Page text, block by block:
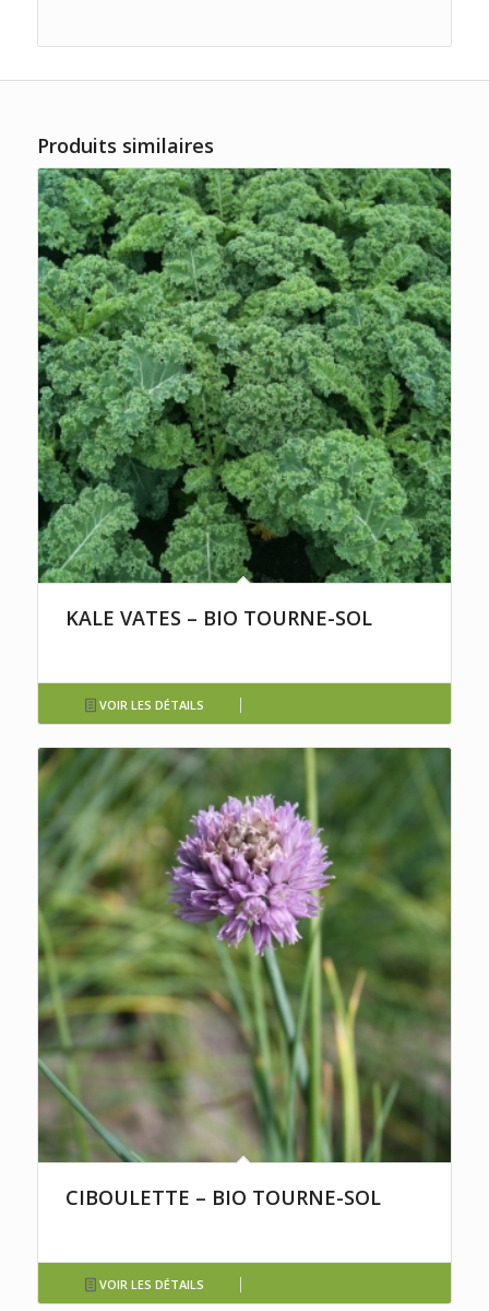
Produits similaires
KALE VATES – BIO TOURNE-SOL
VOIR LES DÉTAILS
CIBOULETTE – BIO TOURNE-SOL
VOIR LES DÉTAILS